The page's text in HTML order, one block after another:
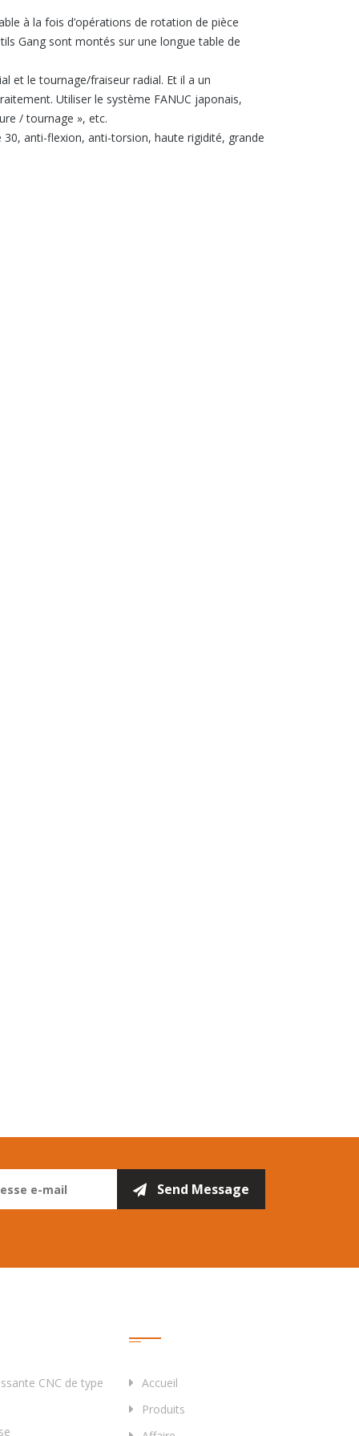
à la fois d’opérations de rotation de pièce
Gang sont montés sur une longue table de
et le tournage/fraiseur radial. Et il a un
Utiliser le système FANUC japonais,
/ tournage », etc.
anti-flexion, anti-torsion, haute rigidité, grande
CNC de type
Accueil
Produits